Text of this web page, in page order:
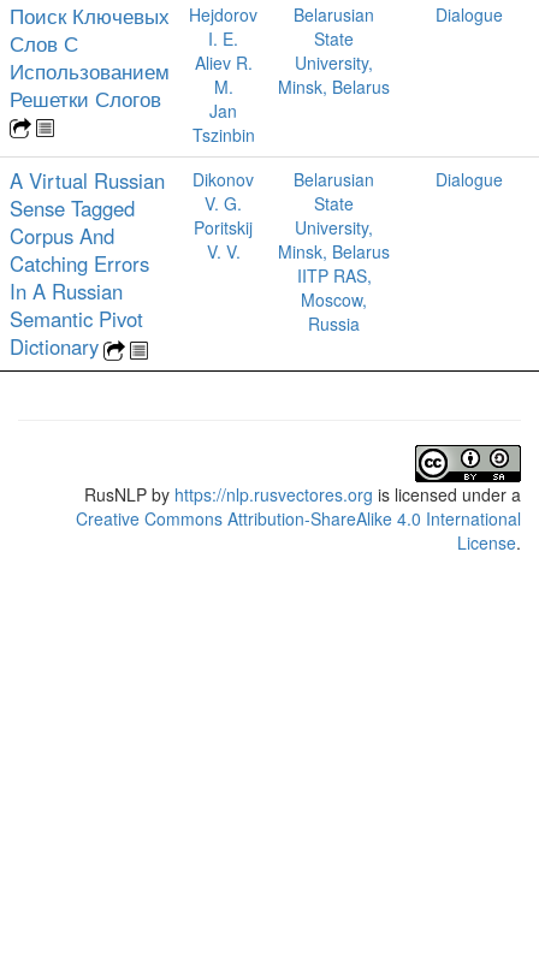
Поиск Ключевых
Слов С
Использованием
Решетки Слогов
Hejdorov
I. E.
Aliev R.
M.
Jan
Tszinbin
Belarusian
State
University,
Minsk, Belarus
Dialogue
A Virtual Russian
Sense Tagged
Corpus And
Catching Errors
In A Russian
Semantic Pivot
Dictionary
Dikonov
V. G.
Poritskij
V. V.
Belarusian
State
University,
Minsk, Belarus
IITP RAS,
Moscow,
Russia
Dialogue
RusNLP by https://nlp.rusvectores.org is licensed under a
Creative Commons Attribution-ShareAlike 4.0 International
License.